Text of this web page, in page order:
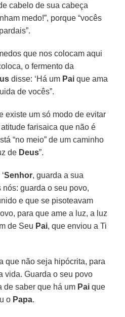
cabelo de sua cabeça
medo!”, porque “vocês
que nos colocam aqui
o fermento da
disse: ‘Há um Pai que ama
de vocês”.
existe um só modo de evitar
farisaica que não é
“no meio” de um caminho
de Deus”.
Senhor, guarda a sua
nós: guarda o seu povo,
e que se pisoteavam
para que ame a luz, a luz
de Seu Pai, que enviou a Ti
que não seja hipócrita, para
vida. Guarda o seu povo
de saber que há um Pai que
o Papa.